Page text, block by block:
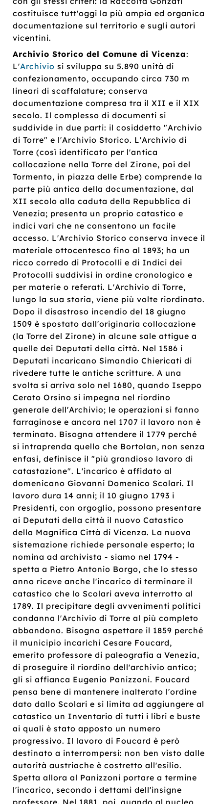
costituisce tutt'oggi la più ampia ed organica
documentazione sul territorio e sugli autori
vicentini.
Archivio Storico del Comune di Vicenza:
L'Archivio si sviluppa su 5.890 unità di
confezionamento, occupando circa 730 m
lineari di scaffalature; conserva
documentazione compresa tra il XII e il XIX
secolo. Il complesso di documenti si
suddivide in due parti: il cosiddetto "Archivio
di Torre" e l'Archivio Storico. L'Archivio di
Torre (così identificato per l'antica
collocazione nella Torre del Zirone, poi del
Tormento, in piazza delle Erbe) comprende la
parte più antica della documentazione, dal
XII secolo alla caduta della Repubblica di
Venezia; presenta un proprio catastico e
indici vari che ne consentono un facile
accesso. L'Archivio Storico conserva invece il
materiale ottocentesco fino al 1893; ha un
ricco corredo di Protocolli e di Indici dei
Protocolli suddivisi in ordine cronologico e
per materie o referati. L'Archivio di Torre,
lungo la sua storia, viene più volte riordinato.
Dopo il disastroso incendio del 18 giugno
1509 è spostato dall'originaria collocazione
(la Torre del Zirone) in alcune sale attigue a
quelle dei Deputati della città. Nel 1586 i
Deputati incaricano Simandio Chiericati di
rivedere tutte le antiche scritture. A una
svolta si arriva solo nel 1680, quando Iseppo
Cerato Orsino si impegna nel riordino
generale dell'Archivio; le operazioni si fanno
farraginose e ancora nel 1707 il lavoro non è
terminato. Bisogna attendere il 1779 perché
si intraprenda quello che Bortolan, non senza
enfasi, definisce il "più grandioso lavoro di
catastazione". L'incarico è affidato al
domenicano Giovanni Domenico Scolari. Il
lavoro dura 14 anni; il 10 giugno 1793 i
Presidenti, con orgoglio, possono presentare
ai Deputati della città il nuovo Catastico
della Magnifica Città di Vicenza. La nuova
sistemazione richiede personale esperto; la
nomina ad archivista - siamo nel 1794 -
spetta a Pietro Antonio Borgo, che lo stesso
anno riceve anche l'incarico di terminare il
catastico che lo Scolari aveva interrotto al
1789. Il precipitare degli avvenimenti politici
condanna l'Archivio di Torre al più completo
abbandono. Bisogna aspettare il 1859 perché
il municipio incarichi Cesare Foucard,
emerito professore di paleografia a Venezia,
di proseguire il riordino dell'archivio antico;
gli si affianca Eugenio Panizzoni. Foucard
pensa bene di mantenere inalterato l'ordine
dato dallo Scolari e si limita ad aggiungere al
catastico un Inventario di tutti i libri e buste
ai quali è stato apposto un numero
progressivo. Il lavoro di Foucard è però
destinato a interrompersi: non ben visto dalle
autorità austriache è costretto all'esilio.
Spetta allora al Panizzoni portare a termine
l'incarico, secondo i dettami dell'insigne
professore. Nel 1881, poi, quando al nucleo